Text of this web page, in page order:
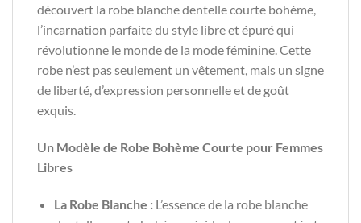
découvert la robe blanche dentelle courte bohème,
l’incarnation parfaite du style libre et épuré qui
révolutionne le monde de la mode féminine. Cette
robe n’est pas seulement un vêtement, mais un signe
de liberté, d’expression personnelle et de goût
exquis.
Un Modèle de Robe Bohème Courte pour Femmes
Libres
La Robe Blanche :L’essence de la robe blanche